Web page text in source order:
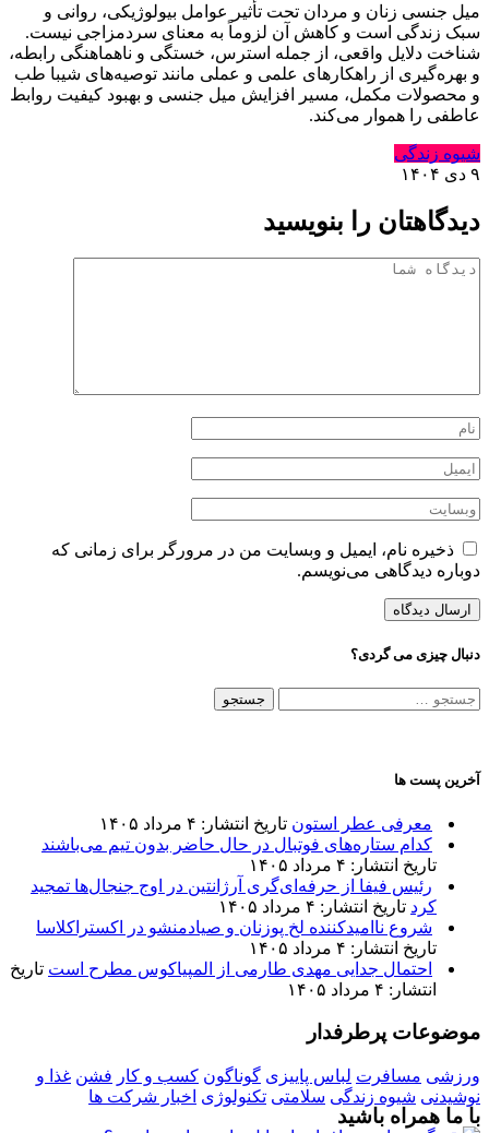
میل جنسی زنان و مردان تحت تأثیر عوامل بیولوژیکی، روانی و
سبک زندگی است و کاهش آن لزوماً به معنای سردمزاجی نیست.
شناخت دلایل واقعی، از جمله استرس، خستگی و ناهماهنگی رابطه،
و بهره‌گیری از راهکارهای علمی و عملی مانند توصیه‌های شیبا طب
و محصولات مکمل، مسیر افزایش میل جنسی و بهبود کیفیت روابط
عاطفی را هموار می‌کند.
شیوه زندگی
۹ دی ۱۴۰۴
دیدگاهتان را بنویسید
ذخیره نام، ایمیل و وبسایت من در مرورگر برای زمانی که
دوباره دیدگاهی می‌نویسم.
دنبال چیزی می گردی؟
جستجو
آخرین پست ها
معرفی عطر استون تاریخ انتشار: ۴ مرداد ۱۴۰۵
کدام ستاره‌های فوتبال در حال حاضر بدون تیم می‌باشند
تاریخ انتشار: ۴ مرداد ۱۴۰۵
رئیس فیفا از حرفه‌ای‌گری آرژانتین در اوج جنجال‌ها تمجید
کرد تاریخ انتشار: ۴ مرداد ۱۴۰۵
شروع ناامیدکننده لخ پوزنان و صیادمنشو در اکستراکلاسا
تاریخ انتشار: ۴ مرداد ۱۴۰۵
احتمال جدایی مهدی طارمی از المپیاکوس مطرح است تاریخ
انتشار: ۴ مرداد ۱۴۰۵
موضوعات پرطرفدار
ورزشی مسافرت لباس پاییزی گوناگون کسب و کار فشن غذا و
نوشیدنی شیوه زندگی سلامتی تکنولوژی اخبار شرکت ها
با ما همراه باشید